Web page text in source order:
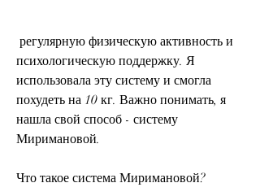
психологическую поддержку. Я
использовала эту систему и смогла
похудеть на 10 кг. Важно понимать, я
нашла свой способ - систему
Миримановой.
Что такое система Миримановой?